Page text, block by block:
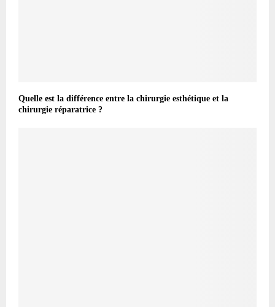
Quelle est la différence entre la chirurgie esthétique et la
chirurgie réparatrice ?